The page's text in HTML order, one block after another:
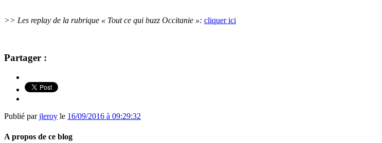
>> Les replay de la rubrique « Tout ce qui buzz Occitanie »: cliquer ici
Partager :
Publié parjleroy le 16/09/2016 à 09:29:32
A propos de ce blog